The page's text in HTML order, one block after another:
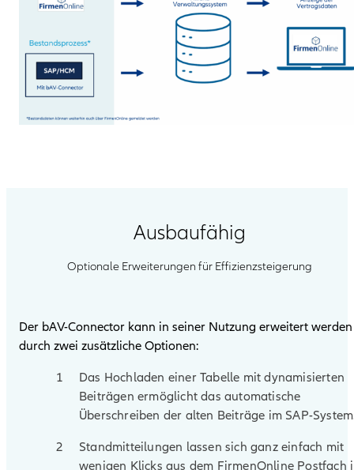
Ausbaufähig
Optionale Erweiterungen für Effizienzsteigerung
Der bAV-Connector kann in seiner Nutzung erweitert werden
durch zwei zusätzliche Optionen:
Das Hochladen einer Tabelle mit dynamisierten
Beiträgen ermöglicht das automatische
Überschreiben der alten Beiträge im SAP-
Standmitteilungen lassen sich ganz einfach mit
wenigen Klicks aus dem FirmenOnline Postfach